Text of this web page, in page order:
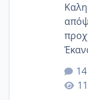
απόψεις, γιατί
για